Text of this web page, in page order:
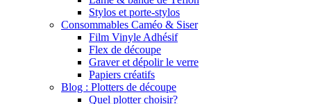
Stylos et porte-stylos
Consommables Caméo & Siser
Film Vinyle Adhésif
Flex de découpe
Graver et dépolir le verre
Papiers créatifs
Blog : Plotters de découpe
Quel plotter choisir?